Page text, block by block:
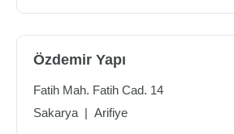
Özdemir Yapı
Fatih Mah. Fatih Cad. 14
Sakarya | Arifiye